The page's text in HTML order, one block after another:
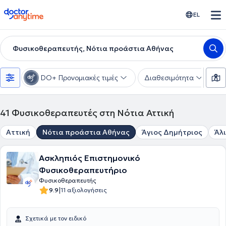
doctoranytime EL
Φυσικοθεραπευτής, Νότια προάστια Αθήνας
DO+ Προνομιακές τιμές Διαθεσιμότητα
41 Φυσικοθεραπευτές στη Νότια Αττική
Αττική Νότια προάστια Αθήνας Άγιος Δημήτριος
Ασκληπιός Επιστημονικό
Φυσικοθεραπευτήριο
Φυσικοθεραπευτής
9.9|11 αξιολογήσεις
Σχετικά με τον ειδικό